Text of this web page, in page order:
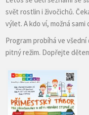
svět rostlin i živočichů.
výlet. A kdo ví, možná
Program probíhá ve všední
pitný režim. Dopřejte